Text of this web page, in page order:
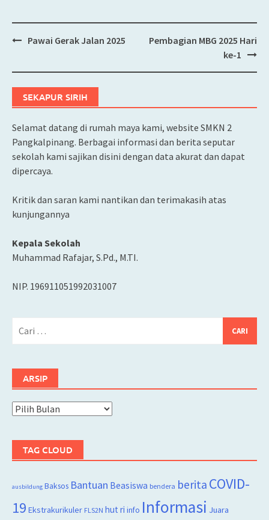
Pawai Gerak Jalan 2025
Pembagian MBG 2025 Hari
ke-1
SEKAPUR SIRIH
Selamat datang di rumah maya kami, website SMKN 2
Pangkalpinang. Berbagai informasi dan berita seputar
sekolah kami sajikan disini dengan data akurat dan dapat
dipercaya.
Kritik dan saran kami nantikan dan terimakasih atas
kunjungannya
Kepala Sekolah
Muhammad Rafajar, S.Pd., M.TI.
NIP. 196911051992031007
ARSIP
Arsip
TAG CLOUD
ausbildung Baksos Bantuan Beasiswa bendera berita COVID-
19 Ekstrakurikuler FLS2N hut ri info Informasi Juara